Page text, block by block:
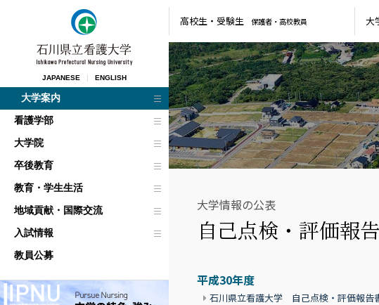
JAPANESE ENGLISH
大学案内
看護学部
大学院
卒後教育
教育・学生生活
地域貢献・国際交流
入試情報
教員公募
高校生・ 受験生 保護者・ 高校教員 大
大学情報の公表
自己点検・評価報
平成30年度
石川県立看護大学 自己点検・評価報告